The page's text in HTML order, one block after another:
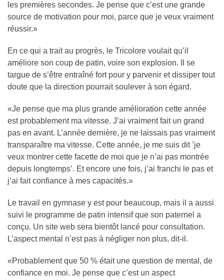
les premières secondes. Je pense que c’est une grande
source de motivation pour moi, parce que je veux vraiment
réussir.»
En ce qui a trait au progrès, le Tricolore voulait qu’il
améliore son coup de patin, voire son explosion. Il se
targue de s’être entraîné fort pour y parvenir et dissiper tout
doute que la direction pourrait soulever à son égard.
«Je pense que ma plus grande amélioration cette année
est probablement ma vitesse. J’ai vraiment fait un grand
pas en avant. L’année dernière, je ne laissais pas vraiment
transparaître ma vitesse. Cette année, je me suis dit ’je
veux montrer cette facette de moi que je n’ai pas montrée
depuis longtemps’. Et encore une fois, j’ai franchi le pas et
j’ai fait confiance à mes capacités.»
Le travail en gymnase y est pour beaucoup, mais il a aussi
suivi le programme de patin intensif que son paternel a
conçu. Un site web sera bientôt lancé pour consultation.
L’aspect mental n’est pas à négliger non plus, dit-il.
«Probablement que 50 % était une question de mental, de
confiance en moi. Je pense que c’est un aspect